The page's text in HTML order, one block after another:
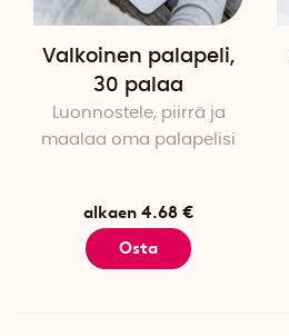
Valkoinen palapeli,
30 palaa
Luonnostele, piirrä ja
maalaa oma palapelisi
alkaen 4.68 €
Osta